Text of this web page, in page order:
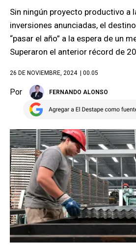
Sin ningún proyecto productivo a
inversiones anunciadas, el
“pasar el año” a la espera de un
Superaron el anterior récord de
26 DE NOVIEMBRE, 2024 | 00.05
Por FERNANDO ALONSO